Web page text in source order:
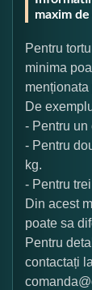
maxim
Pentru
minima
De
- Pentru un
- Pentru
kg.
- Pentru
Din acest
poate sa
Pentru
contactați